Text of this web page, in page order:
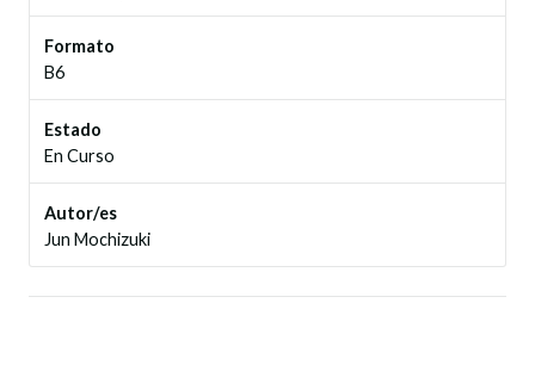
Formato
B6
Estado
En Curso
Autor/es
Jun Mochizuki